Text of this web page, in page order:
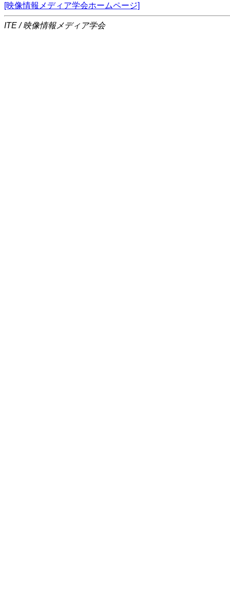
[映像情報メディア学会ホームページ]
ITE / 映像情報メディア学会